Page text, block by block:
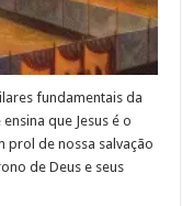
fundamentais da
que Jesus é o
prol de nossa salvação
de Deus e seus